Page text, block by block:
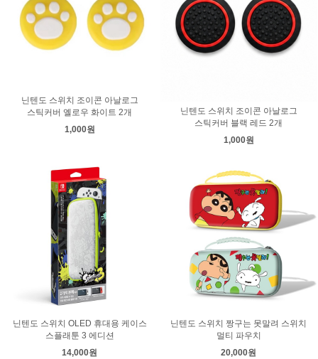
닌텐도 스위치 조이콘 아날로그
스틱커버 옐로우 화이트 2개
1,000원
닌텐도 스위치 조이콘 아날로그
스틱커버 블랙 레드 2개
1,000원
닌텐도 스위치 OLED 휴대용 케이스
스플래툰 3 에디션
14,000원
닌텐도 스위치 짱구는 못말려 스위치
멀티 파우치
20,000원